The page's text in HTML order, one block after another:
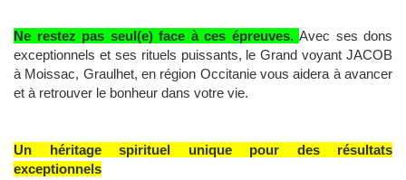
Ne restez pas seul(e) face à ces épreuves. Avec ses dons
exceptionnels et ses rituels puissants, le Grand voyant JACOB
à Moissac, Graulhet, en région Occitanie vous aidera à avancer
et à retrouver le bonheur dans votre vie.
Un héritage spirituel unique pour des résultats
exceptionnels